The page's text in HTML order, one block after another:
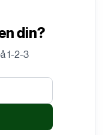
din?
1-2-3